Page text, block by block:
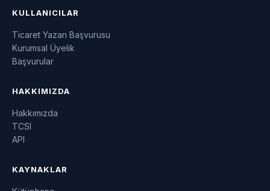
KULLANICILAR
Ticaret Yazarı Başvurusu
Kurumsal Üyelik
Başvurular
HAKKIMIZDA
Hakkımızda
TCSI
API
KAYNAKLAR